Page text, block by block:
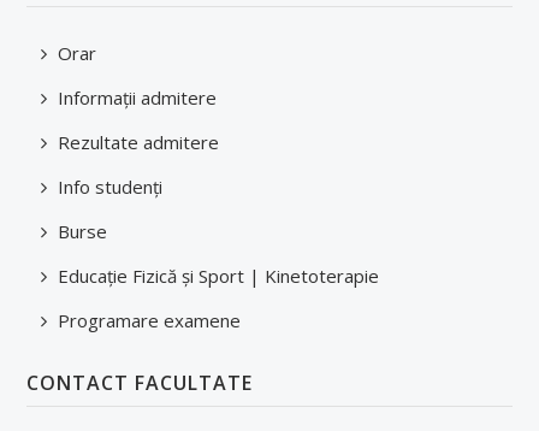
Orar
Informații admitere
Rezultate admitere
Info studenți
Burse
Educație Fizică și Sport | Kinetoterapie
Programare examene
CONTACT FACULTATE